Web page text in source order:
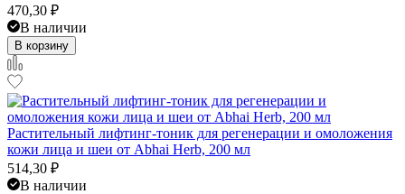
470,30 ₽
В наличии
В корзину
Растительный лифтинг-тоник для регенерации и омоложения
кожи лица и шеи от Abhai Herb, 200 мл
514,30 ₽
В наличии